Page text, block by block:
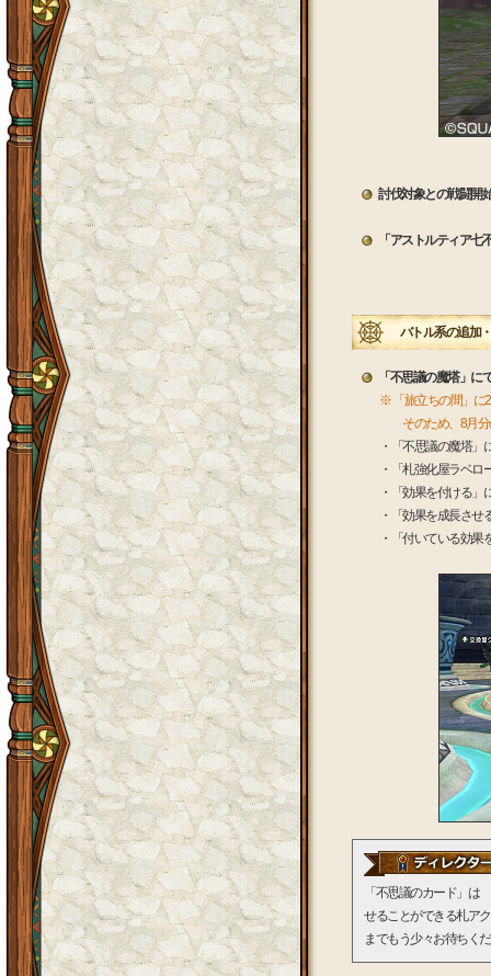
討伐対象との戦闘開
「アストルティア
バトル系の追加
「不思議の魔塔」
※ 「旅立ちの間」に
そのため、8月分
・「不思議の魔塔
・「札強化屋ラベ
・「効果を付ける
・「効果を成長さ
・「付いている効
「不思議のカード」
せることができる札ア
までもう少々お待ちく